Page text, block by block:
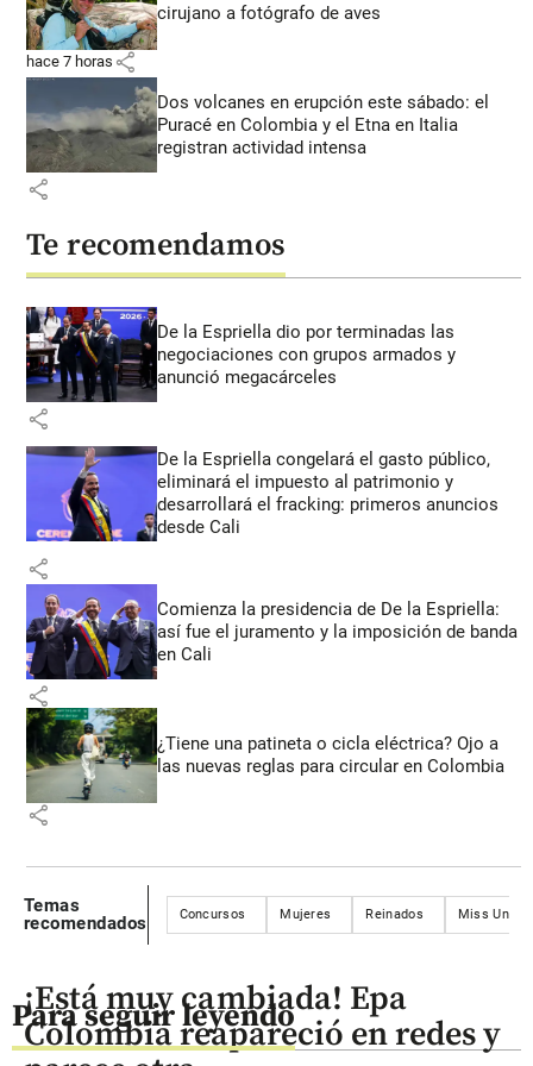
cirujano a fotógrafo de aves
hace 7 horas share
Dos volcanes en erupción este sábado: el
Puracé en Colombia y el Etna en Italia
registran actividad intensa
share
Te recomendamos
De la Espriella dio por terminadas las
negociaciones con grupos armados y
anunció megacárceles
share
De la Espriella congelará el gasto público,
eliminará el impuesto al patrimonio y
desarrollará el fracking: primeros anuncios
desde Cali
share
Comienza la presidencia de De la Espriella:
así fue el juramento y la imposición de banda
en Cali
share
¿Tiene una patineta o cicla eléctrica? Ojo a
las nuevas reglas para circular en Colombia
share
Temas
recomendados
Concursos Mujeres Reinados Miss
Para seguir leyendo
¡Está muy cambiada! Epa
Colombia reapareció en redes y